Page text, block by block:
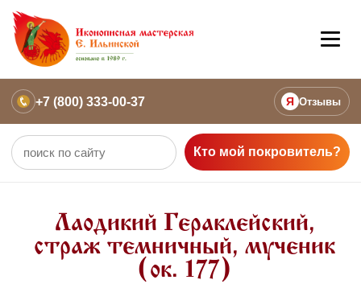
+7 (800) 333-00-37 Я Отзывы
Кто мой покровитель?
Лаодикий Гераклейский,
страж темничный, мученик
(ок. 177)